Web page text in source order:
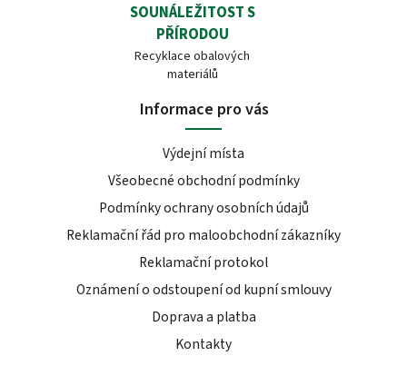
SOUNÁLEŽITOST S
PŘÍRODOU
Recyklace obalových
materiálů
Informace pro vás
Výdejní místa
Všeobecné obchodní podmínky
Podmínky ochrany osobních údajů
Reklamační řád pro maloobchodní zákazníky
Reklamační protokol
Oznámení o odstoupení od kupní smlouvy
Doprava a platba
Kontakty